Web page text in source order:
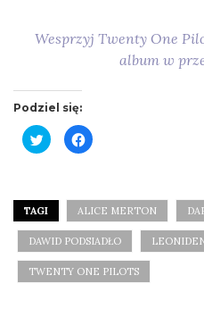
Wesprzyj Twenty One
album w
Podziel się:
Click
to
share
in
new
window)
Click
to
in
new
window)
TAGI ALICE MERTON
DAWID PODSIADŁO
TWENTY ONE PILOTS